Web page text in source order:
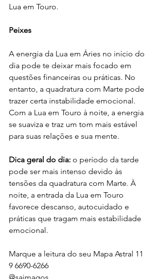
Lua em Touro.
Peixes
A energia da Lua em Áries no início do
dia pode te deixar mais focado em
questões financeiras ou práticas. No
entanto, a quadratura com Marte pode
trazer certa instabilidade emocional.
Com a Lua em Touro à noite, a energia
se suaviza e traz um tom mais estável
para suas relações e sua mente.
Dica geral do dia: o período da tarde
pode ser mais intenso devido às
tensões da quadratura com Marte. À
noite, a entrada da Lua em Touro
favorece descanso, autocuidado e
práticas que tragam mais estabilidade
emocional.
Marque a leitura do seu Mapa Astral 11
9 6690-6266